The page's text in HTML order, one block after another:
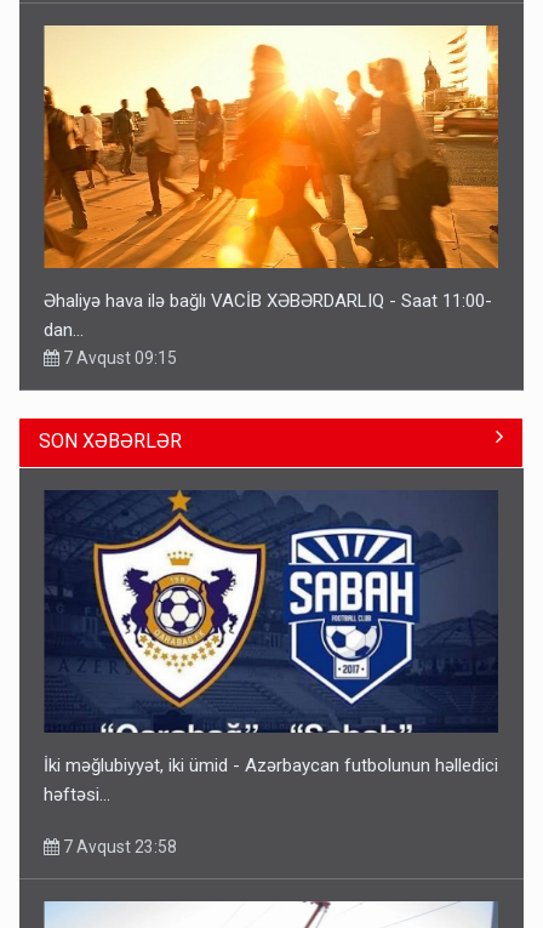
Əhaliyə hava ilə bağlı VACİB XƏBƏRDARLIQ - Saat 11:00-
dan…
7 Avqust 09:15
Gedişi var, dönüşü yox: Bakı-Tbilisi-Bakı qatarına bilet
satışından böyük narazılıq
SON XƏBƏRLƏR
İki məğlubiyyət, iki ümid - Azərbaycan futbolunun həlledici
həftəsi...
7 Avqust 23:58